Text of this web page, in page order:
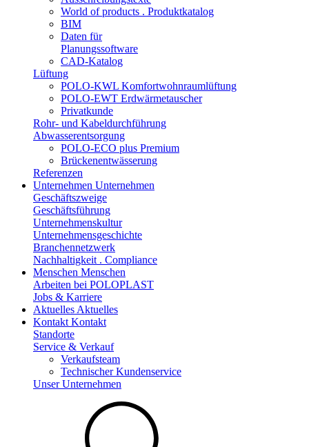
World of products . Produktkatalog
BIM
Daten für
Planungssoftware
CAD-Katalog
Lüftung
POLO-KWL Komfortwohnraumlüftung
POLO-EWT Erdwärmetauscher
Privatkunde
Rohr- und Kabeldurchführung
Abwasserentsorgung
POLO-ECO plus Premium
Brückenentwässerung
Referenzen
Unternehmen Unternehmen
Geschäftszweige
Geschäftsführung
Unternehmenskultur
Unternehmensgeschichte
Branchennetzwerk
Nachhaltigkeit . Compliance
Menschen Menschen
Arbeiten bei POLOPLAST
Jobs & Karriere
Aktuelles Aktuelles
Kontakt Kontakt
Standorte
Service & Verkauf
Verkaufsteam
Technischer Kundenservice
Unser Unternehmen